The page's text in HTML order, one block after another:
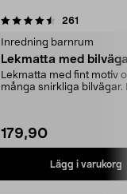
261
Inredning barnrum
Lekmatta med
Lekmatta med fint motiv
många snirkliga bilvägar.
179,90
Lägg i varukorg
4.5 av 5 stjärnor